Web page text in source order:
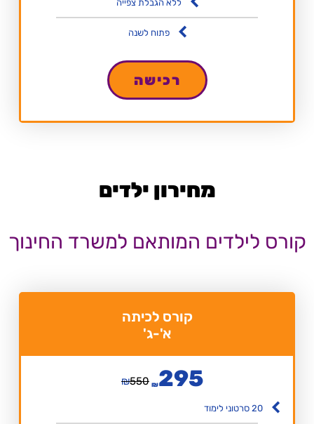
ללא הגבלת צפייה
פתוח לשנה
רכישה
מחירון ילדים
קורס לילדים המותאם למשרד החינוך
קורס לכיתה
א'-ג'
₪550 ₪295
20 סרטוני לימוד